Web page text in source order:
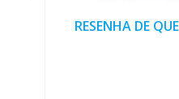
RESENHA DE